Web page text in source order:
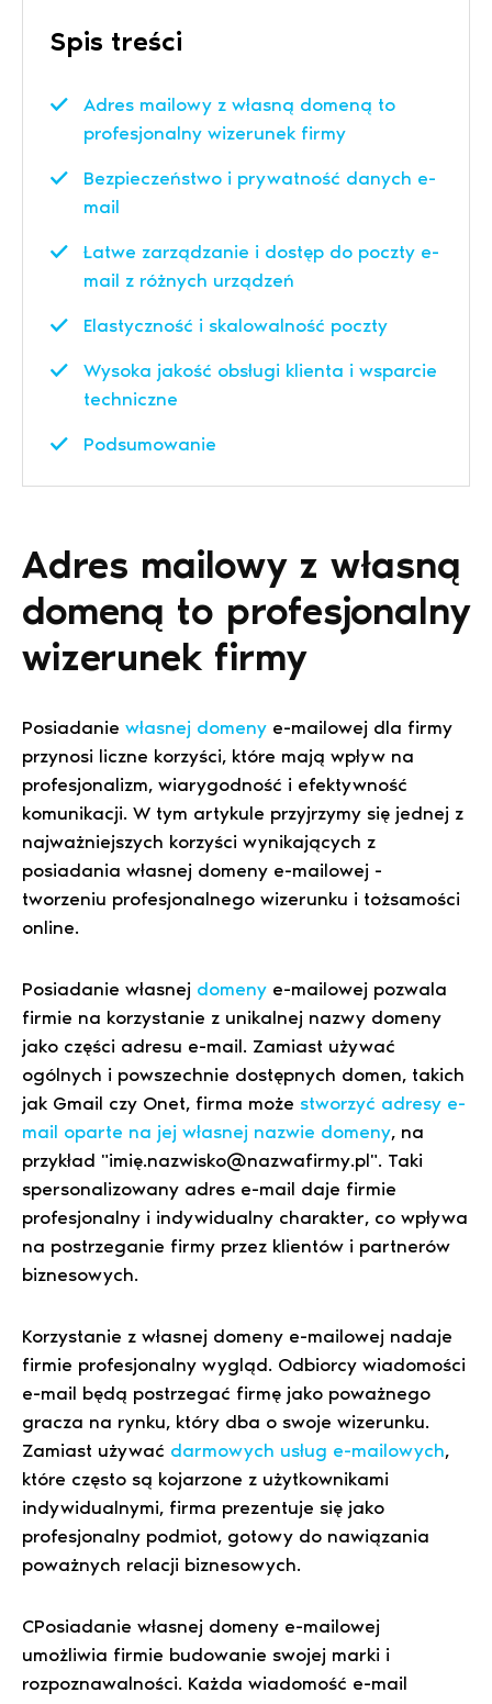
Spis treści
Adres mailowy z własną domeną to
profesjonalny wizerunek firmy
Bezpieczeństwo i prywatność danych e-
mail
Łatwe zarządzanie i dostęp do poczty e-
mail z różnych urządzeń
Elastyczność i skalowalność poczty
Wysoka jakość obsługi klienta i wsparcie
techniczne
Podsumowanie
Adres mailowy z własną
domeną to profesjonalny
wizerunek firmy
Posiadanie własnej domeny e-mailowej dla firmy
przynosi liczne korzyści, które mają wpływ na
profesjonalizm, wiarygodność i efektywność
komunikacji. W tym artykule przyjrzymy się jednej z
najważniejszych korzyści wynikających z
posiadania własnej domeny e-mailowej -
tworzeniu profesjonalnego wizerunku i tożsamości
online.
Posiadanie własnej domeny e-mailowej pozwala
firmie na korzystanie z unikalnej nazwy domeny
jako części adresu e-mail. Zamiast używać
ogólnych i powszechnie dostępnych domen, takich
jak Gmail czy Onet, firma może stworzyć adresy e-
mail oparte na jej własnej nazwie domeny, na
przykład "imię.nazwisko@nazwafirmy.pl". Taki
spersonalizowany adres e-mail daje firmie
profesjonalny i indywidualny charakter, co wpływa
na postrzeganie firmy przez klientów i partnerów
biznesowych.
Korzystanie z własnej domeny e-mailowej nadaje
firmie profesjonalny wygląd. Odbiorcy wiadomości
e-mail będą postrzegać firmę jako poważnego
gracza na rynku, który dba o swoje wizerunku.
Zamiast używać darmowych usług e-mailowych,
które często są kojarzone z użytkownikami
indywidualnymi, firma prezentuje się jako
profesjonalny podmiot, gotowy do nawiązania
poważnych relacji biznesowych.
CPosiadanie własnej domeny e-mailowej
umożliwia firmie budowanie swojej marki i
rozpoznawalności. Każda wiadomość e-mail